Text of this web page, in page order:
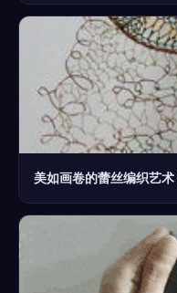
美如画卷的蕾丝编织艺